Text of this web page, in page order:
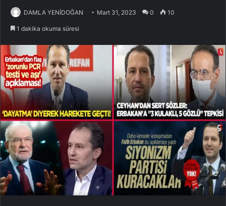
DAMLA YENİDOĞAN Mart 31, 2023 0 10
1 dakika okuma süresi